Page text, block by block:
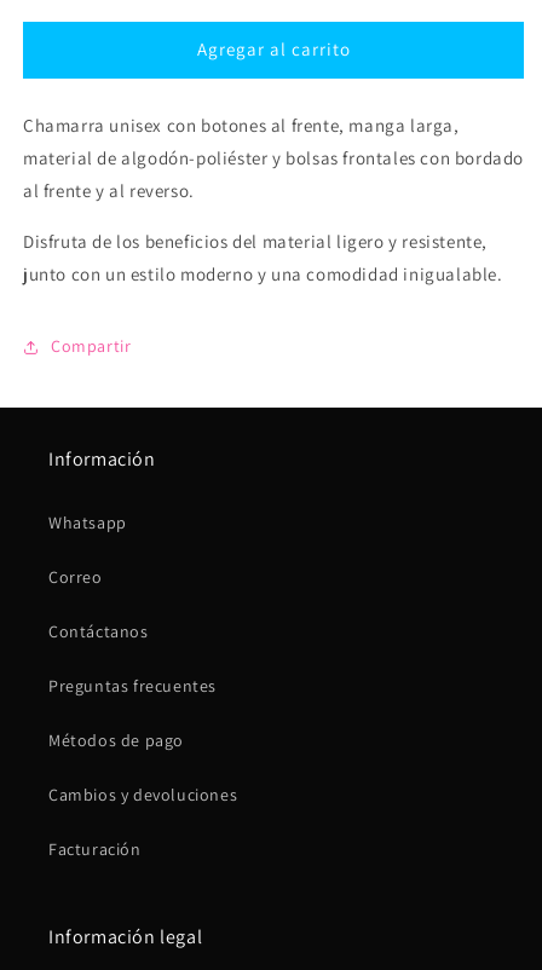
para
Nic
para
Chamarra
Nic
Agregar al carrito
Chamarra unisex con botones al frente, manga larga,
material de algodón-poliéster y bolsas frontales con bordado
al frente y al reverso.
Disfruta de los beneficios del material ligero y resistente,
junto con un estilo moderno y una comodidad inigualable.
Compartir
Información
Whatsapp
Correo
Contáctanos
Preguntas frecuentes
Métodos de pago
Cambios y devoluciones
Facturación
Información legal